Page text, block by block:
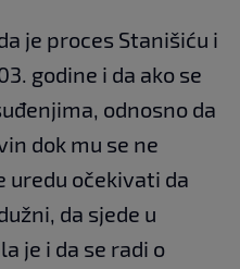
je proces Stanišiću i
godine i da ako se
odnosno da
dok mu se ne
uredu očekivati da
da sjede u
je i da se radi o